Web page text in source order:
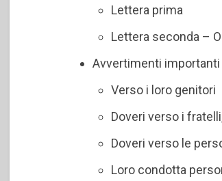
Lettera prima
Lettera seconda –
Avvertimenti importanti
Verso i loro genitori
Doveri verso i
Doveri verso le
Loro condotta